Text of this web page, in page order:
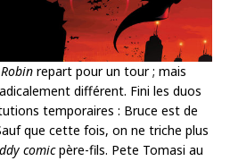
repart pour un tour ; mais
différent. Fini les duos
temporaires : Bruce est de
que cette fois, on ne triche plus
comicpère-fils. Pete Tomasi au